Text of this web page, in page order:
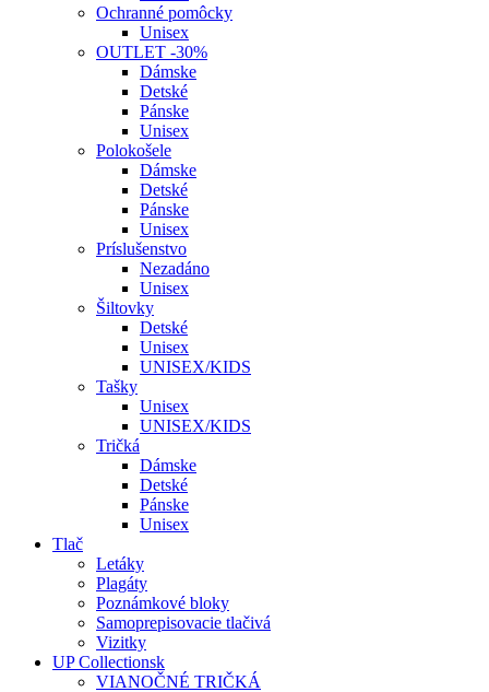
Ochranné pomôcky
Unisex
OUTLET -30%
Dámske
Detské
Pánske
Unisex
Polokošele
Dámske
Detské
Pánske
Unisex
Príslušenstvo
Nezadáno
Unisex
Šiltovky
Detské
Unisex
UNISEX/KIDS
Tašky
Unisex
UNISEX/KIDS
Tričká
Dámske
Detské
Pánske
Unisex
Tlač
Letáky
Plagáty
Poznámkové bloky
Samoprepisovacie tlačivá
Vizitky
UP Collectionsk
VIANOČNÉ TRIČKÁ